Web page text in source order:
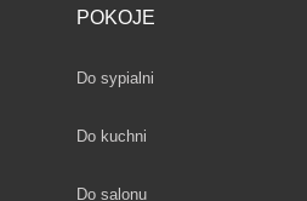
POKOJE
Fototapety
Do sypialni
Fototapety
Do kuchni
Fototapety
Do salonu